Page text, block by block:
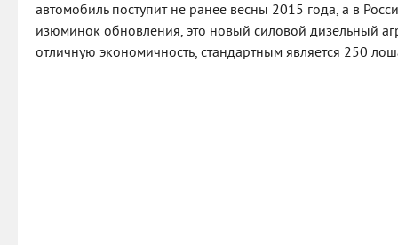
автомобиль поступит не ранее весны 2015 года, а в
изюминок обновления, это новый силовой дизельный
отличную экономичность, стандартным является 250